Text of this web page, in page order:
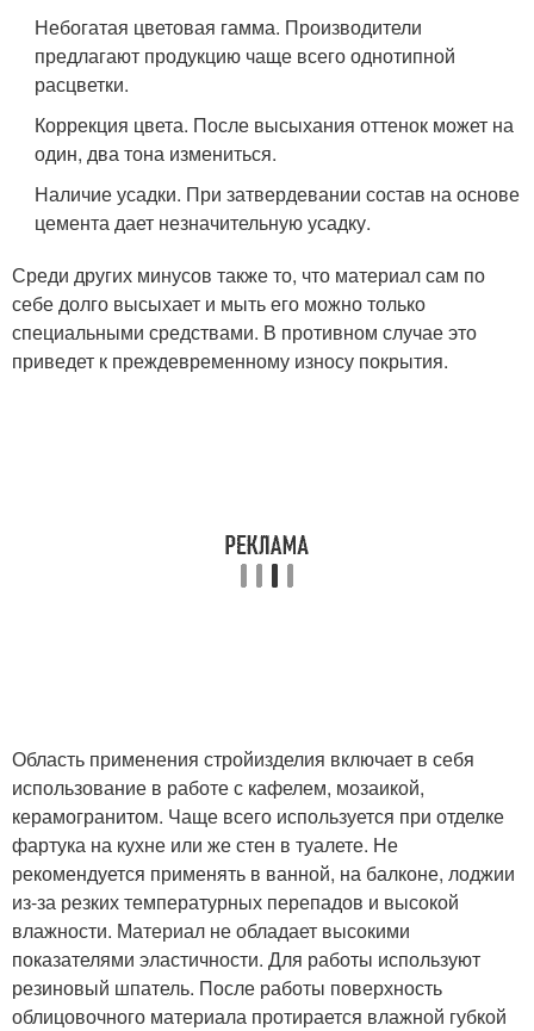
Небогатая цветовая гамма. Производители
предлагают продукцию чаще всего однотипной
расцветки.
Коррекция цвета. После высыхания оттенок может на
один, два тона измениться.
Наличие усадки. При затвердевании состав на основе
цемента дает незначительную усадку.
Среди других минусов также то, что материал сам по
себе долго высыхает и мыть его можно только
специальными средствами. В противном случае это
приведет к преждевременному износу покрытия.
Область применения стройизделия включает в себя
использование в работе с кафелем, мозаикой,
керамогранитом. Чаще всего используется при отделке
фартука на кухне или же стен в туалете. Не
рекомендуется применять в ванной, на балконе, лоджии
из-за резких температурных перепадов и высокой
влажности. Материал не обладает высокими
показателями эластичности. Для работы используют
резиновый шпатель. После работы поверхность
облицовочного материала протирается влажной губкой